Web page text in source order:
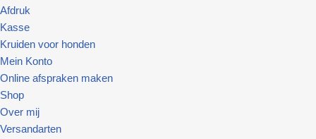
Afdruk
Kasse
Kruiden voor honden
Mein Konto
Online afspraken maken
Shop
Over mij
Versandarten